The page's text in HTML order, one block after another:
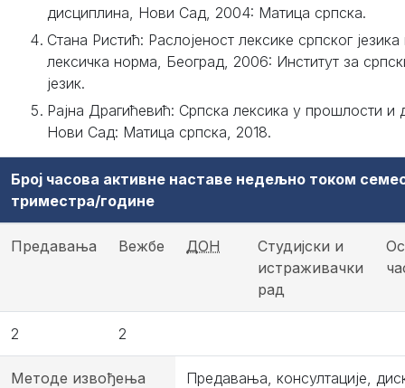
дисциплина, Нови Сад, 2004: Матица српска.
Стана Ристић: Раслојеност лексике српског језика
лексичка норма, Београд, 2006: Институт за
језик.
Рајна Драгићевић: Српска лексика у прошлости и
Нови Сад: Матица српска, 2018.
Број часова активне наставе недељно током
триместра/године
Предавања Вежбе ДОН
Студијски и
истраживачки
рад
2 2
Методе извођења
Предавања, консултације,